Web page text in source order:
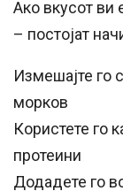
Ако вкусот ви
– постојат
Измешајте го
морков
Користете го
протеини
Додадете го